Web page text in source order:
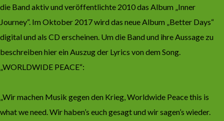
die Band aktiv und veröffentlichte 2010 das Album „Inner
Journey“. Im Oktober 2017 wird das neue Album „Better Days“
digital und als CD erscheinen. Um die Band und ihre Aussage zu
beschreiben hier ein Auszug der Lyrics von dem Song.
„WORLDWIDE PEACE“:
„Wir machen Musik gegen den Krieg, Worldwide Peace this is
what we need. Wir haben’s euch gesagt und wir sagen’s wieder.